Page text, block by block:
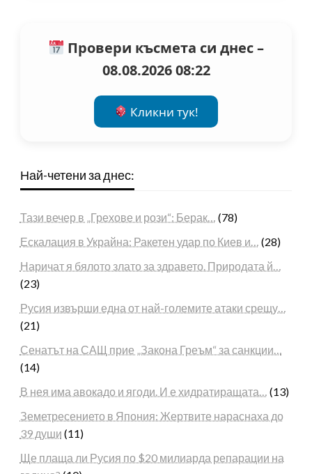
Провери късмета си днес –
08.08.2026 08:22
Кликни тук!
Най-четени за днес:
Тази вечер в „Грехове и рози“: Берак…
(78)
Ескалация в Украйна: Ракетен удар по Киев и…
(28)
Наричат я бялото злато за здравето. Природата й…
(23)
Русия извърши една от най-големите атаки срещу…
(21)
Сенатът на САЩ прие „Закона Греъм“ за санкции…
(14)
В нея има авокадо и ягоди. И е хидратиращата…
(13)
Земетресението в Япония: Жертвите нараснаха до
39 души (11)
Ще плаща ли Русия по $20 милиарда репарации на